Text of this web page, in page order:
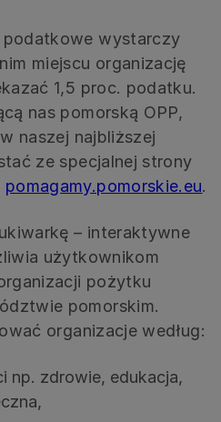
podatkowe wystarczy
miejscu organizację
1,5 proc. podatku.
nas pomorską OPP,
naszej najbliższej
ze specjalnej strony
pomagamy.pomorskie.eu.
– interaktywne
użytkownikom
pożytku
pomorskim.
organizacje według:
np. zdrowie, edukacja,